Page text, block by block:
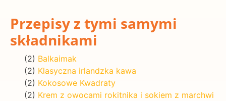
Przepisy z tymi samymi
składnikami
(2) Balkaimak
(2) Klasyczna irlandzka kawa
(2) Kokosowe Kwadraty
(2) Krem z owocami rokitnika i sokiem z marchwi